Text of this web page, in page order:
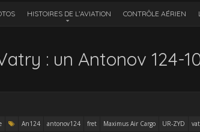
HISTOIRES DE L’AVIATION CONTRÔLE AÉRIEN
: un Antonov 124-
An124 antonov124 fret Maximus Air Cargo UR-ZYD